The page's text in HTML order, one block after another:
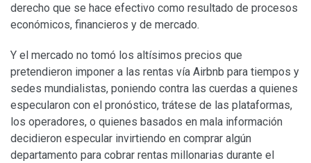
derecho que se hace efectivo como resultado de procesos
económicos, financieros y de mercado.
Y el mercado no tomó los altísimos precios que
pretendieron imponer a las rentas vía Airbnb para tiempos y
sedes mundialistas, poniendo contra las cuerdas a quienes
especularon con el pronóstico, trátese de las plataformas,
los operadores, o quienes basados en mala información
decidieron especular invirtiendo en comprar algún
departamento para cobrar rentas millonarias durante el